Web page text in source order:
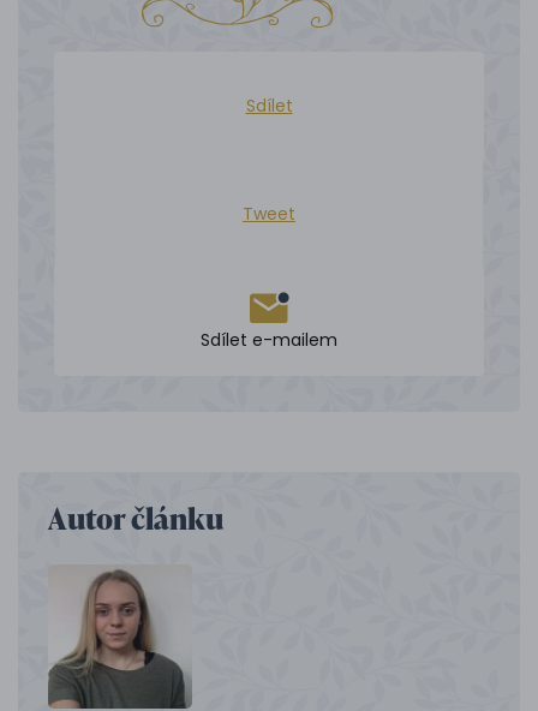
Sdílet
Tweet
Sdílet e-mailem
Autor článku